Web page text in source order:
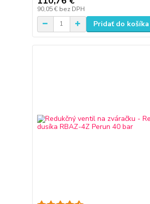
90,05 € bez DPH
Pridať do košíka